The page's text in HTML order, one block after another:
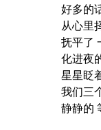
好多的
从心里
抚平了
化进夜
星星眨
我们三
静静的